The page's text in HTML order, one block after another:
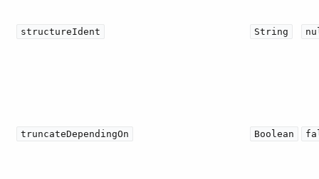
structureIdent String
truncateDependingOn Boolean